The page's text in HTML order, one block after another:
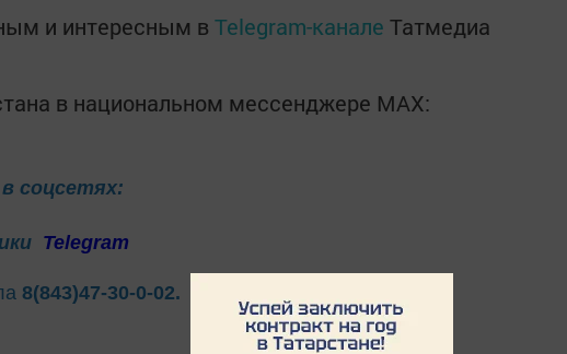
и интересным в Telegram-канале Татмедиа
в национальном мессенджере MАХ:
соцсетях:
Telegram
8(843)47-30-0-02.